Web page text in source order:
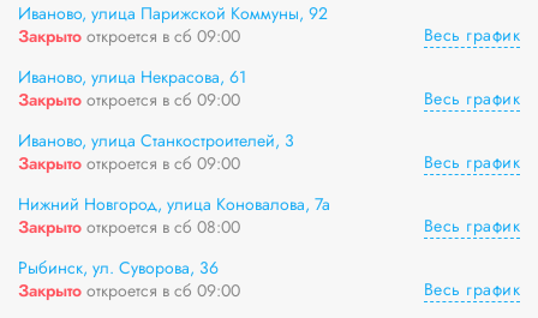
Иваново, улица Парижской Коммуны, 92
Закрыто откроется в сб 09:00
Весь график
Иваново, улица Некрасова, 61
Закрыто откроется в сб 09:00
Весь график
Иваново, улица Станкостроителей, 3
Закрыто откроется в сб 09:00
Весь график
Нижний Новгород, улица Коновалова, 7а
Закрыто откроется в сб 08:00
Весь график
Рыбинск, ул. Суворова, 36
Закрыто откроется в сб 09:00
Весь график